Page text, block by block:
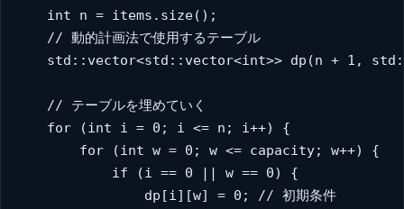
    int n = items.size();
    // 動的計画法で使用するテーブル
std::vector<std::vector<int>> dp(n + 1,
    // テーブルを埋めていく
    for (int i = 0; i <= n; i++) {
        for (int w = 0; w <= capacity; w++) {
            if (i == 0 || w == 0) {
                dp[i][w] = 0; // 初期条件